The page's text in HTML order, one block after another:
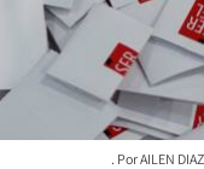
AILEN DIAZ